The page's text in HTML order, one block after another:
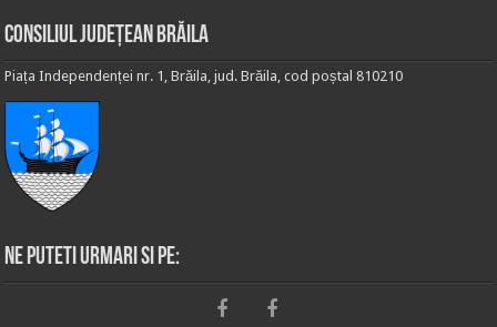
Consiliul Județean Brăila
Piața Independenței nr. 1, Brăila, jud. Brăila, cod poștal 810210
Ne puteti urmari si pe: